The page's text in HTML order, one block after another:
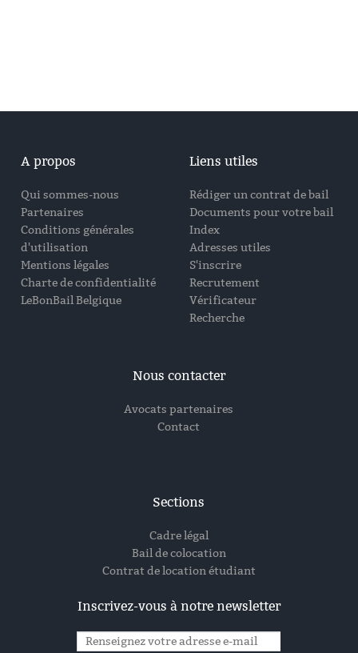
A propos
Qui sommes-nous
Partenaires
Conditions générales
d'utilisation
Mentions légales
Charte de confidentialité
LeBonBail Belgique
Liens utiles
Rédiger un contrat de bail
Documents pour votre bail
Index
Adresses utiles
S'inscrire
Recrutement
Vérificateur
Recherche
Nous contacter
Avocats partenaires
Contact
Sections
Cadre légal
Bail de colocation
Contrat de location étudiant
Inscrivez-vous à notre newsletter